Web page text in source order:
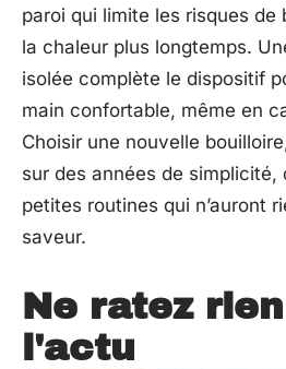
paroi qui limite les risques de
la chaleur plus longtemps.
isolée complète le dispositif
main confortable, même en
Choisir une nouvelle
sur des années de simplicité,
petites routines qui n’auront
saveur.
Ne ratez
l'actu